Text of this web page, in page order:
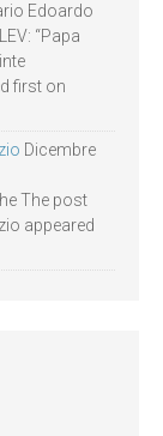
Edoardo
“Papa
first on
Dicembre
The post
appeared